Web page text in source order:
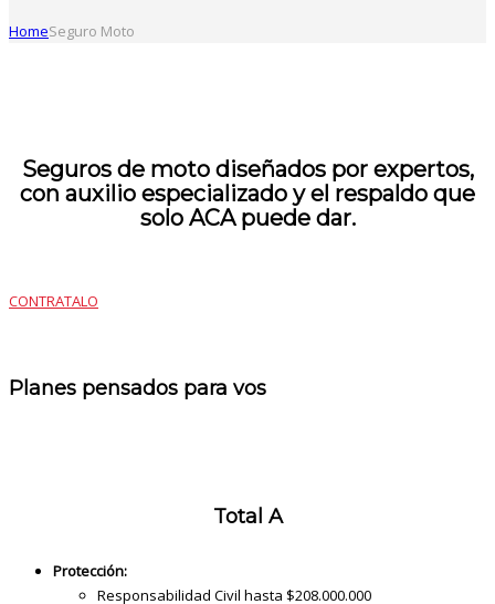
HomeSeguro Moto
Seguros de moto diseñados por expertos,
con auxilio especializado y el respaldo que
solo ACA puede dar.
CONTRATALO
Planes pensados para vos
Total A
Protección:
Responsabilidad Civil hasta $208.000.000